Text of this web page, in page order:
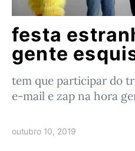
festa
gente
tem que participar do
e-mail e zap na hora
outubro 10, 2019